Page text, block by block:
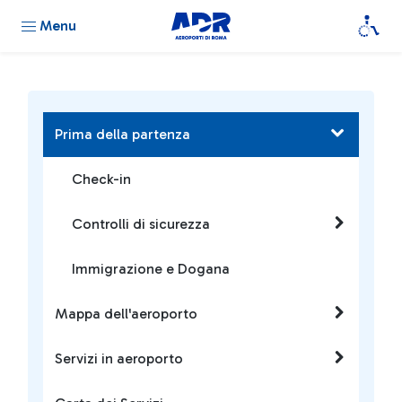
Menu
Prima della partenza
Check-in
Controlli di sicurezza
Immigrazione e Dogana
Mappa dell'aeroporto
Servizi in aeroporto